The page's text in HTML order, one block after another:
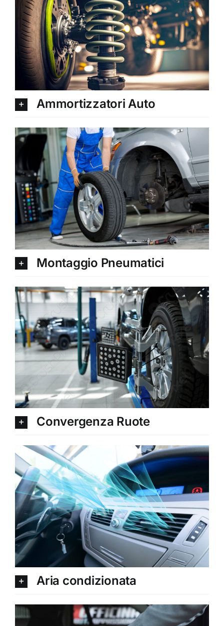
Ammortizzatori Auto
Montaggio Pneumatici
Convergenza Ruote
Aria condizionata